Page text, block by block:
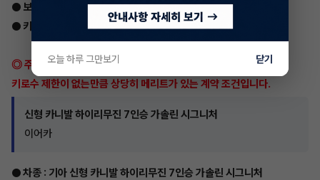
● 보험조건 : 만21세 이상
● 키로수 : 무제한키로수 / 현재 키로수 71,000km
◎ 주행거리 조건이 많으신 분들에게 추천 드리는 매물 입니다,
키로수 제한이 없는만큼 상당히 메리트가 있는 계약 조건입니다.
신형 카니발 하이리무진 7인승 가솔린 시그니처
이어카
● 차종 : 기아 신형 카니발 하이리무진 7인승 가솔린 시그니처
오늘 하루 그만보기 닫기